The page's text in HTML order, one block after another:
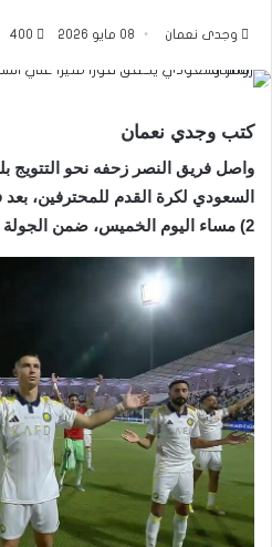
وجدى نعمان 08 مايو 2026 400
كتب وجدي نعمان
واصل فريق النصر زحفه نحو
2) مساء اليوم الخميس، ضمن الجولة الثالثة والثلاثين للدوري.